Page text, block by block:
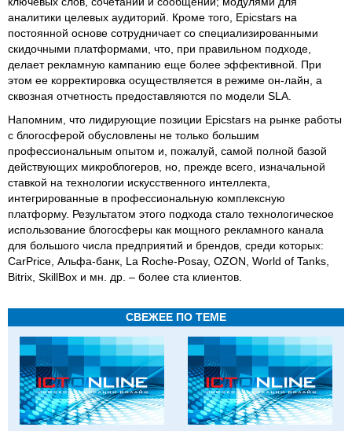
аналитики целевых аудиторий. Кроме того, Epicstars на
постоянной основе сотрудничает со специализированными
скидочными платформами, что, при правильном подходе,
делает рекламную кампанию еще более эффективной. При
этом ее корректировка осуществляется в режиме он-лайн, а
сквозная отчетность предоставляются по модели SLA.
Напомним, что лидирующие позиции Epicstars на рынке работы
с блогосферой обусловлены не только большим
профессиональным опытом и, пожалуй, самой полной базой
действующих микроблогеров, но, прежде всего, изначальной
ставкой на технологии искусственного интеллекта,
интегрированные в профессиональную комплексную
платформу. Результатом этого подхода стало технологическое
использование блогосферы как мощного рекламного канала
для большого числа предприятий и брендов, среди которых:
CarPrice, Альфа-банк, La Roche-Posay, OZON, World of Tanks,
Bitrix, SkillBox и мн. др. – более ста клиентов.
СВЕЖЕЕ ПО ТЕМЕ